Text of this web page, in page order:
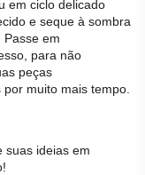
em ciclo delicado
e seque à sombra
em
para não
peças
muito mais tempo.
suas ideias em